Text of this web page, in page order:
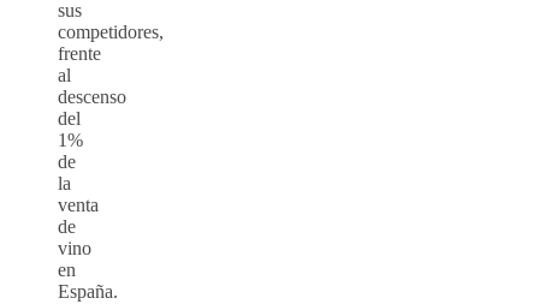
sus
competidores,
frente
al
descenso
del
1%
de
la
venta
de
vino
en
España.